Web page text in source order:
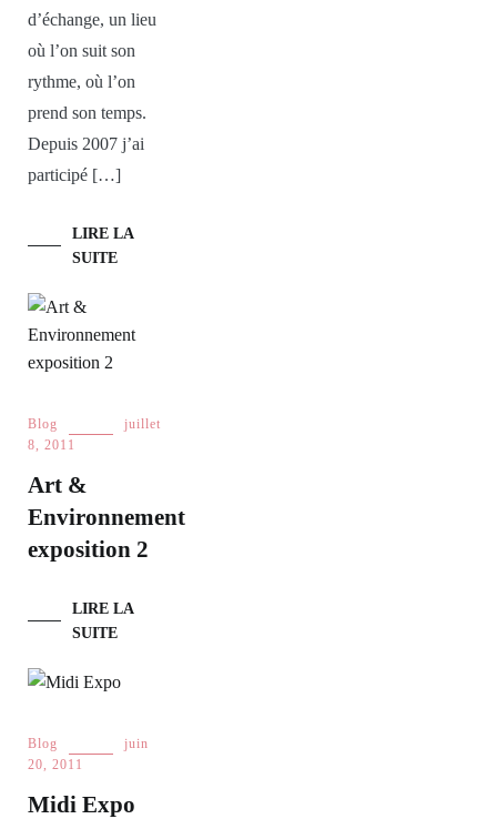
d’échange, un lieu
où l’on suit son
rythme, où l’on
prend son temps.
Depuis 2007 j’ai
participé […]
LIRE LA
SUITE
Blog
juillet
8, 2011
Art &
Environnement
exposition 2
LIRE LA
SUITE
Blog
juin
20, 2011
Midi Expo